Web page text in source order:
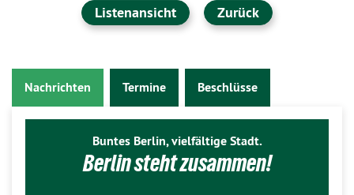
Listenansicht Zurück
Nachrichten Termine Beschlüsse
Buntes Berlin, vielfältige Stadt.
Berlin steht zusammen!